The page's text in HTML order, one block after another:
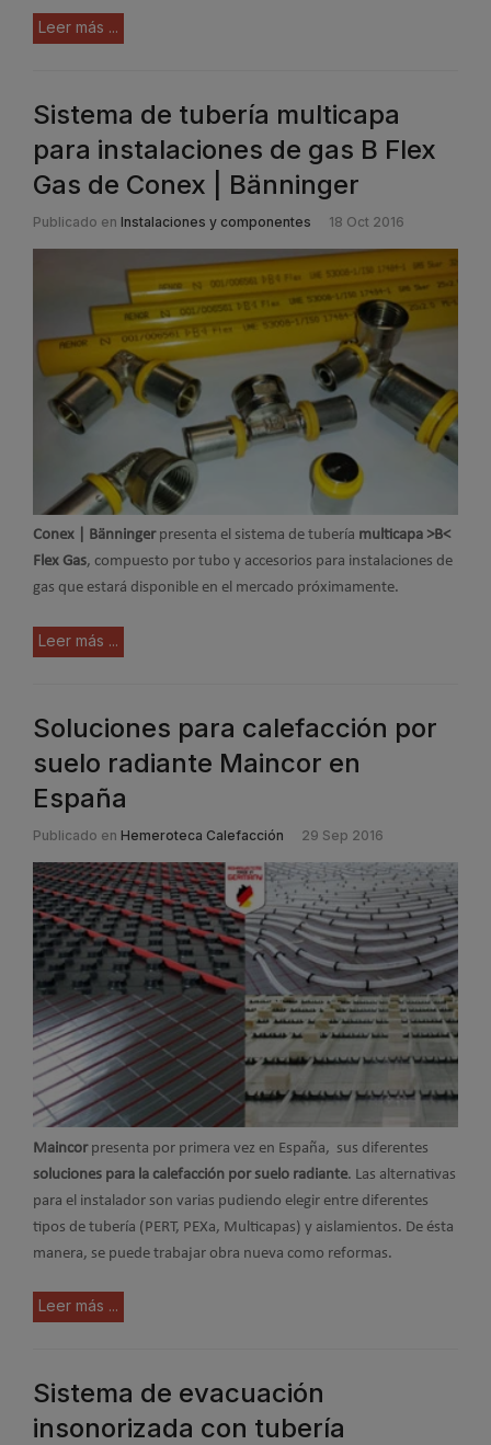
Leer más ...
Sistema de tubería multicapa
para instalaciones de gas B Flex
Gas de Conex | Bänninger
Publicado en Instalaciones y componentes 18 Oct 2016
Conex | Bänningerpresenta el sistema de tubería multicapa >B<
Flex Gas, compuesto por tubo y accesorios para instalaciones de
gas que estará disponible en el mercado próximamente.
Leer más ...
Soluciones para calefacción por
suelo radiante Maincor en
España
Publicado en Hemeroteca Calefacción 29 Sep 2016
Maincorpresenta por primera vez en España, sus diferentes
soluciones para la calefacción por suelo radiante. Las alternativas
para el instalador son varias pudiendo elegir entre diferentes
tipos de tubería (PERT, PEXa, Multicapas) y aislamientos. De ésta
manera, se puede trabajar obra nueva como reformas.
Leer más ...
Sistema de evacuación
insonorizada con tubería